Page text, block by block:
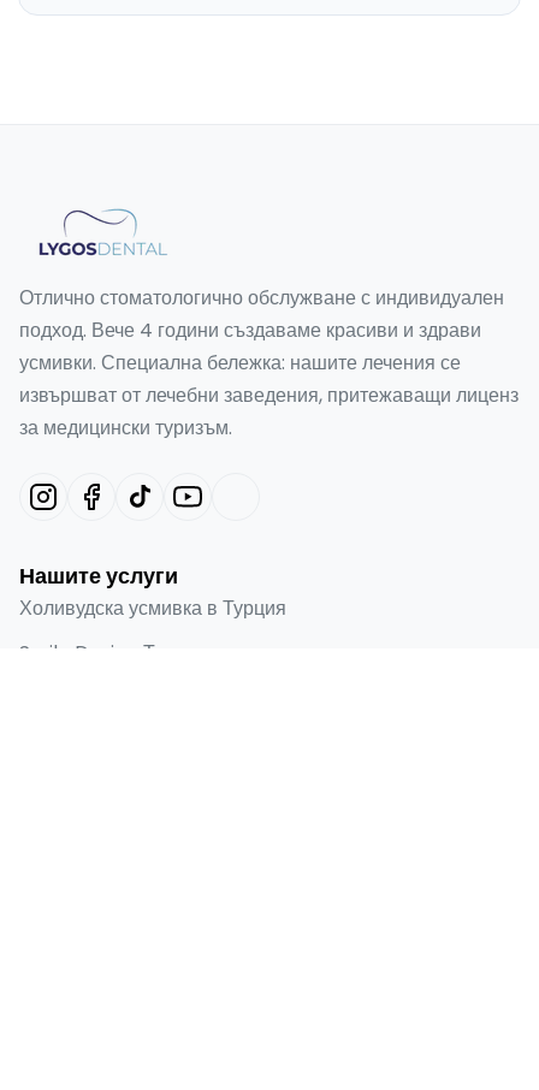
Отлично стоматологично обслужване с индивидуален
подход. Вече 4 години създаваме красиви и здрави
усмивки. Специална бележка: нашите лечения се
извършват от лечебни заведения, притежаващи лиценз
за медицински туризъм.
Нашите услуги
Холивудска усмивка в Турция
Smile Design Турция